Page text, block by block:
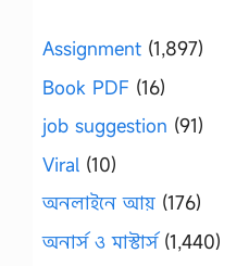
Assignment (1,897)
Book PDF (16)
job suggestion (91)
Viral (10)
অনলাইনে আয় (176)
অনার্স ও মাস্টার্স(1,440)